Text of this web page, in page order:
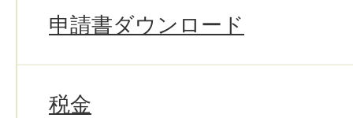
申請書ダウンロード
税金